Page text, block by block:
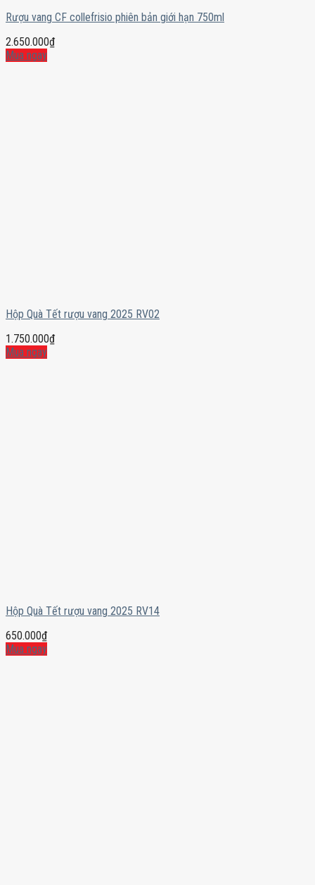
Rượu vang CF collefrisio phiên bản giới hạn 750ml
2.650.000₫
Mua ngay
Hộp Quà Tết rượu vang 2025 RV02
1.750.000₫
Mua ngay
Hộp Quà Tết rượu vang 2025 RV14
650.000₫
Mua ngay